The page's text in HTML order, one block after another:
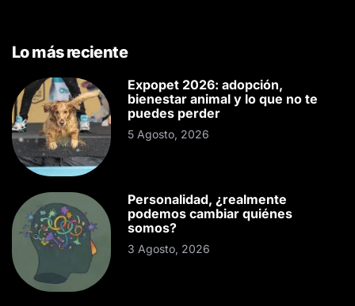
Lo más reciente
Expopet 2026: adopción,
bienestar animal y lo que no te
puedes perder
5 Agosto, 2026
Personalidad, ¿realmente
podemos cambiar quiénes
somos?
3 Agosto, 2026